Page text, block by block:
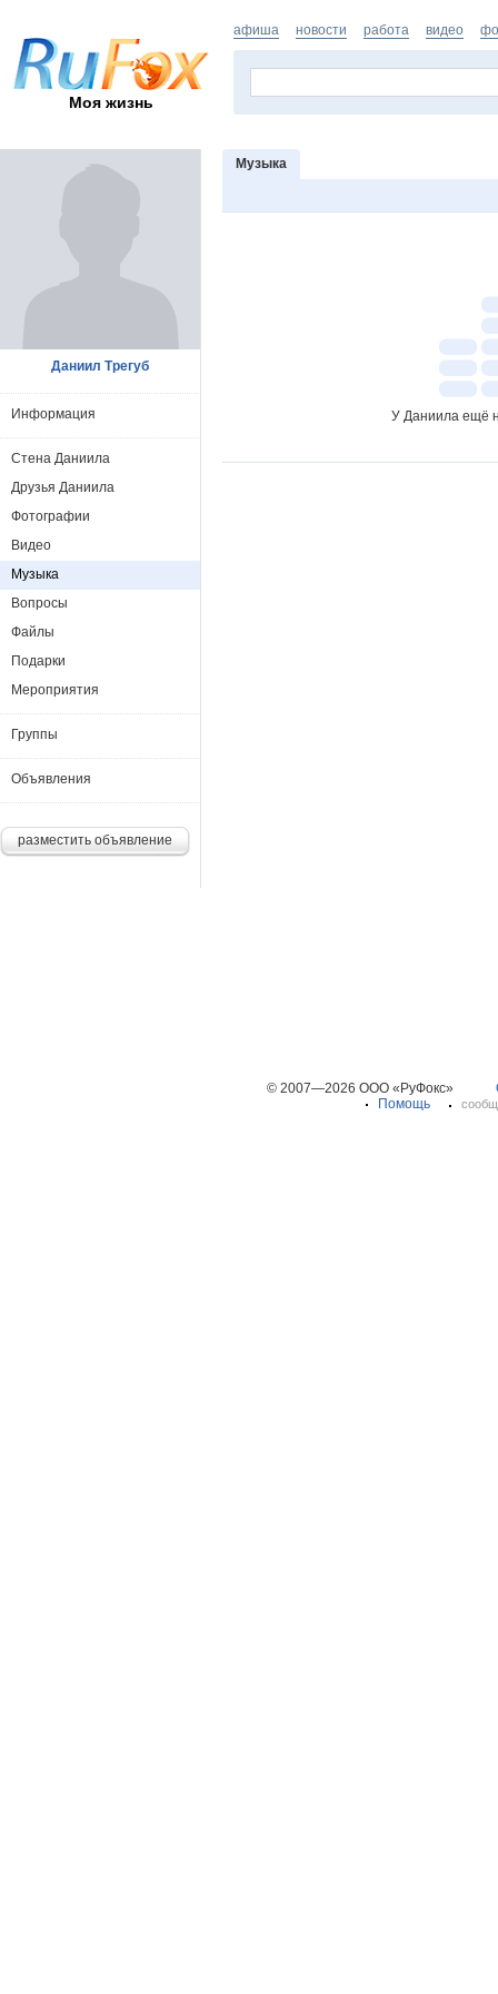
Моя жизнь
афиша новости работа видео
Музыка
У Даниила ещё
Даниил Трегуб
Информация
Стена Даниила
Друзья Даниила
Фотографии
Видео
Музыка
Вопросы
Файлы
Подарки
Мероприятия
Группы
Объявления
разместить объявление
© 2007—2026 ООО «РуФокс»
Помощь